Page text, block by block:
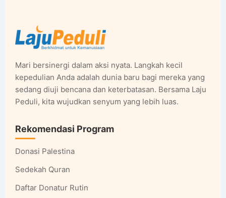
Mari bersinergi dalam aksi nyata. Langkah kecil
kepedulian Anda adalah dunia baru bagi mereka yang
sedang diuji bencana dan keterbatasan. Bersama Laju
Peduli, kita wujudkan senyum yang lebih luas.
Rekomendasi Program
Donasi Palestina
Sedekah Quran
Daftar Donatur Rutin